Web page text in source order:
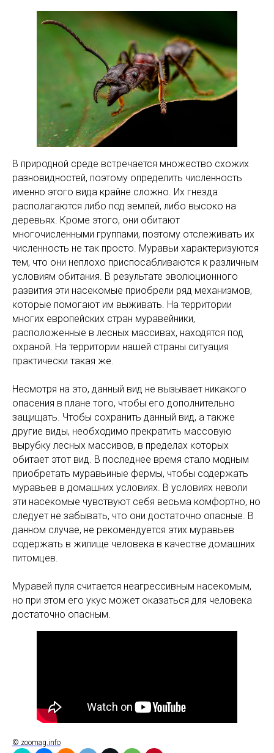
В природной среде встречается множество схожих
разновидностей, поэтому определить численность
именно этого вида крайне сложно. Их гнезда
располагаются либо под землей, либо высоко на
деревьях. Кроме этого, они обитают
многочисленными группами, поэтому отслеживать их
численность не так просто. Муравьи характеризуются
тем, что они неплохо приспосабливаются к различным
условиям обитания. В результате эволюционного
развития эти насекомые приобрели ряд механизмов,
которые помогают им выживать. На территории
многих европейских стран муравейники,
расположенные в лесных массивах, находятся под
охраной. На территории нашей страны ситуация
практически такая же.
Несмотря на это, данный вид не вызывает никакого
опасения в плане того, чтобы его дополнительно
защищать. Чтобы сохранить данный вид, а также
другие виды, необходимо прекратить массовую
вырубку лесных массивов, в пределах которых
обитает этот вид. В последнее время стало модным
приобретать муравьиные фермы, чтобы содержать
муравьев в домашних условиях. В условиях неволи
эти насекомые чувствуют себя весьма комфортно, но
следует не забывать, что они достаточно опасные. В
данном случае, не рекомендуется этих муравьев
содержать в жилище человека в качестве домашних
питомцев.
Муравей пуля считается неагрессивным насекомым,
но при этом его укус может оказаться для человека
достаточно опасным.
© zoomag.info